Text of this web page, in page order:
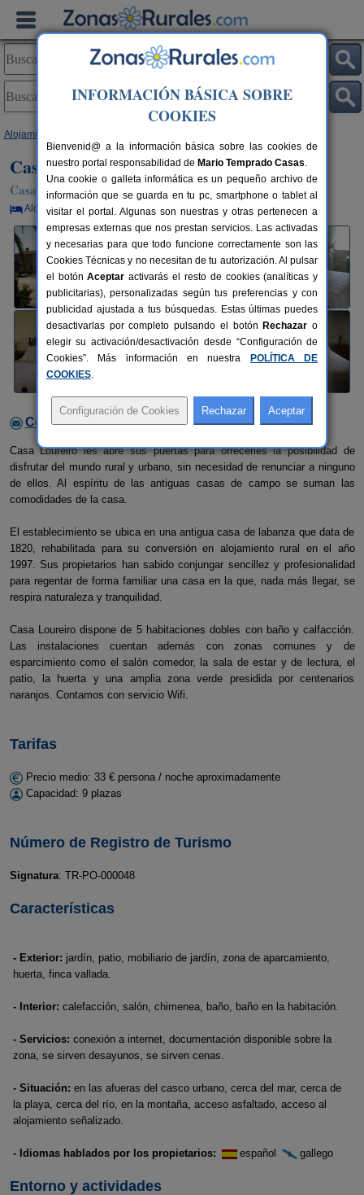
Alojamientos
Casa Loureiro
Casa Rural en Cardín / Caldas de Reis (Pontevedra)
Alquiler por habitaciones 9 plazas 20 km de Pontevedra
Contactar con el alojamiento
Casa Loureiro les abre sus puertas para ofrecerles la posibilidad de
disfrutar del mundo rural y urbano, sin necesidad de renunciar a ninguno
de ellos. Al espíritu de las antiguas casas de campo se suman las
comodidades de la casa.
El establecimiento se ubica en una antigua casa de labanza que data de
1820, rehabilitada para su conversión en alojamiento rural en el año
1997. Sus propietarios han sabido conjungar sencillez y profesionalidad
para regentar de forma familiar una casa en la que, nada más llegar, se
respira naturaleza y tranquilidad.
Casa Loureiro dispone de 5 habitaciones dobles con baño y calfacción.
Las instalaciones cuentan además con zonas comunes y de
esparcimiento como el salón comedor, la sala de estar y de lectura, el
patio, la huerta y una amplia zona verde presidida por centenarios
naranjos. Contamos con servicio Wifi.
Tarifas
Precio medio: 33 € persona / noche aproximadamente
Capacidad: 9 plazas
Número de Registro de Turismo
Signatura: TR-PO-000048
Características
- Exterior: jardín, patio, mobiliario de jardín, zona de aparcamiento,
huerta, finca vallada.
- Interior: calefacción, salón, chimenea, baño, baño en la habitación.
- Servicios: conexión a internet, documentación disponible sobre la
zona, se sirven desayunos, se sirven cenas.
- Situación: en las afueras del casco urbano, cerca del mar, cerca de
la playa, cerca del río, en la montaña, acceso asfaltado, acceso al
alojamiento señalizado.
- Idiomas hablados por los propietarios: español gallego
Entorno y actividades
INFORMACIÓN BÁSICA SOBRE
COOKIES
Bienvenid@ a la información básica sobre las cookies de
nuestro portal responsabilidad de Mario Temprado Casas.
Una cookie o galleta informática es un pequeño archivo de
información que se guarda en tu pc, smartphone o tablet al
visitar el portal. Algunas son nuestras y otras pertenecen a
empresas externas que nos prestan servicios. Las activadas
y necesarias para que todo funcione correctamente son las
Cookies Técnicas y no necesitan de tu autorización. Al pulsar
el botónAceptar activarás el resto de cookies (analíticas y
publicitarias), personalizadas según tus preferencias y con
publicidad ajustada a tus búsquedas. Estas últimas puedes
desactivarlas por completo pulsando el botón Rechazar o
elegir su activación/desactivación desde “Configuración de
Cookies”. Más información en nuestra
POLÍTICA DE
COOKIES.